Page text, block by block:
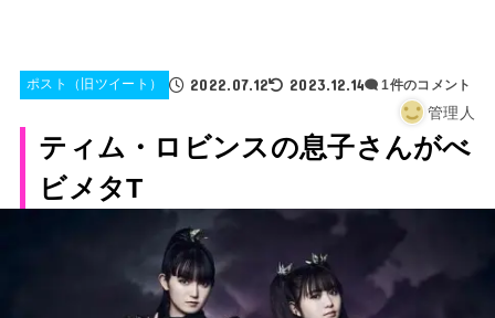
ポスト（旧ツイート） 2022.07.12 2023.12.14 1件のコメント
管理人
ティム・ロビンスの息子さんがべ
ビメタT